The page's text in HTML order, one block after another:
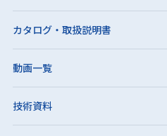
カタログ・取扱説明書
動画一覧
技術資料